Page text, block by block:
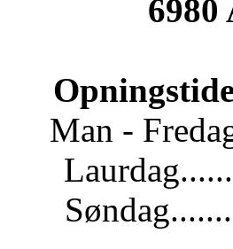
Man -